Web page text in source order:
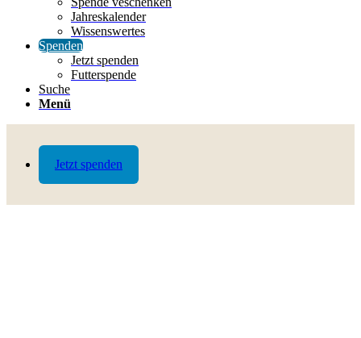
Jetzt spenden
Jahreskalender
Wissenswertes
Spenden
Jetzt spenden
Futterspende
Suche
Menü